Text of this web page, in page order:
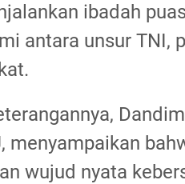
ibadah
antara unsur TNI,
menyampaikan
wujud nyata